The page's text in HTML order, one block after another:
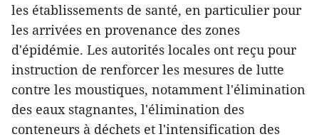
les établissements de santé, en particulier pour
les arrivées en provenance des zones
d'épidémie. Les autorités locales ont reçu pour
instruction de renforcer les mesures de lutte
contre les moustiques, notamment l'élimination
des eaux stagnantes, l'élimination des
conteneurs à déchets et l'intensification des